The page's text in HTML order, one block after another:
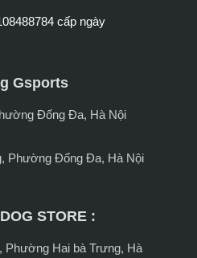
cấp ngày
Gsports
Đống Đa, Hà Nội
Phường Đống Đa, Hà Nội
STORE :
Phường Hai bà Trưng, Hà